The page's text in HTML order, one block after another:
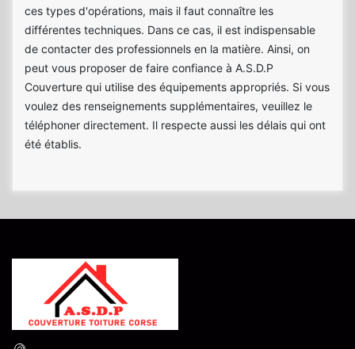
ces types d'opérations, mais il faut connaître les
différentes techniques. Dans ce cas, il est indispensable
de contacter des professionnels en la matière. Ainsi, on
peut vous proposer de faire confiance à A.S.D.P
Couverture qui utilise des équipements appropriés. Si vous
voulez des renseignements supplémentaires, veuillez le
téléphoner directement. Il respecte aussi les délais qui ont
été établis.